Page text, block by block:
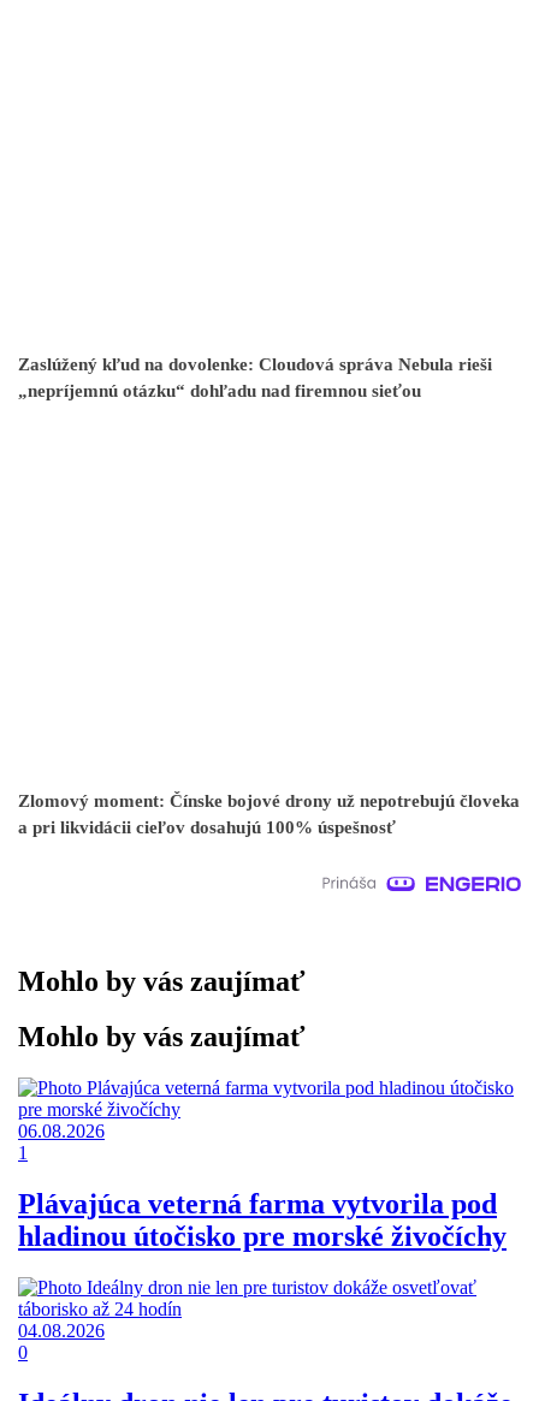
Zaslúžený kľud na dovolenke: Cloudová správa Nebula rieši
„nepríjemnú otázku“ dohľadu nad firemnou sieťou
Zlomový moment: Čínske bojové drony už nepotrebujú človeka
a pri likvidácii cieľov dosahujú 100% úspešnosť
Mohlo by vás zaujímať
Mohlo by vás zaujímať
06.08.2026
1
Plávajúca veterná farma vytvorila pod
hladinou útočisko pre morské živočíchy
04.08.2026
0